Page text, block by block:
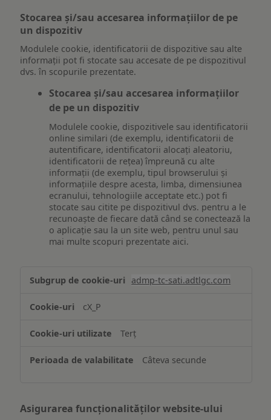
Stocarea și/sau accesarea informațiilor de pe
un dispozitiv
Modulele cookie, identificatorii de dispozitive sau alte
informații pot fi stocate sau accesate de pe dispozitivul
dvs. în scopurile prezentate.
Stocarea și/sau accesarea informațiilor
de pe un dispozitiv
Modulele cookie, dispozitivele sau identificatorii
online similari (de exemplu, identificatorii de
autentificare, identificatorii alocați aleatoriu,
identificatorii de rețea) împreună cu alte
informații (de exemplu, tipul browserului și
informațiile despre acesta, limba, dimensiunea
ecranului, tehnologiile acceptate etc.) pot fi
stocate sau citite pe dispozitivul dvs. pentru a le
recunoaște de fiecare dată când se conectează la
o aplicație sau la un site web, pentru unul sau
mai multe scopuri prezentate aici.
și/sau
informațiilor
pe
dispozitiv
admp-tc-sati.adtlgc.com
cX_P
Terț
Câteva secunde
Asigurarea funcționalităților website-ului